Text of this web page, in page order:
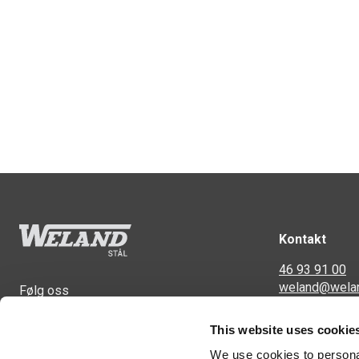
This website uses
We use cookies to
Følg oss
Kontakt
46 93 91 00
2016 Frogner